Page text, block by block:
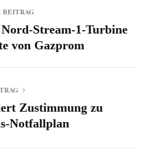
BEITRAG
Stream-1-Turbine
von Gazprom
Zustimmung zu
Notfallplan